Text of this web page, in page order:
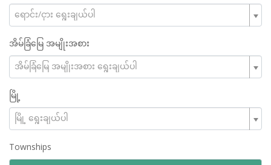
ရောင်း/ငှား ရွေးချယ်ပါ
အိမ်ခြံမြေ အမျိုးအစား
အိမ်ခြံမြေ အမျိုးအစား ရွေးချယ်ပါ
မြို့
မြို့ ရွေးချယ်ပါ
Townships